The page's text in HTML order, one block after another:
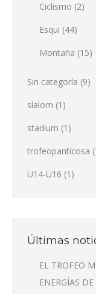
Ciclismo (2)
Esqui (44)
Montaña (15)
Sin categoría (9)
slalom (1)
stadium (1)
trofeopanticosa
U14-U16 (1)
Últimas
EL TROFEO
ENERGÍAS